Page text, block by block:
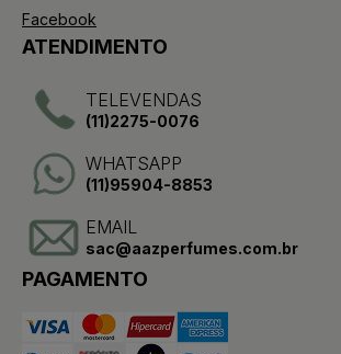
Facebook
ATENDIMENTO
TELEVENDAS
(11)2275-0076
WHATSAPP
(11)95904-8853
EMAIL
sac@aazperfumes.com.br
PAGAMENTO